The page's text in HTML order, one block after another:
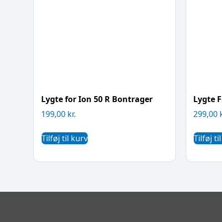
Lygte for Ion 50 R Bontrager
199,00 kr.
Tilføj til kurv
Lygte
299,00
Tilføj